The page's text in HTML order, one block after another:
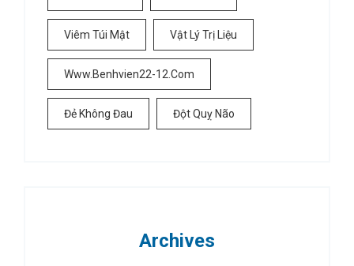
Viêm Túi Mật Vật Lý Trị Liệu
Www.benhvien22-12.com
Đẻ Không Đau Đột Quỵ Não
Archives